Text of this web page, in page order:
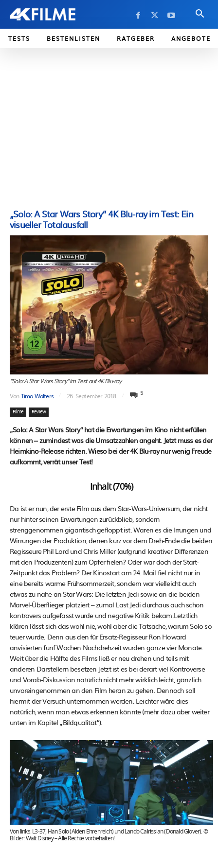
TESTS BESTENLISTEN RATGEBER ANGEBOTE
„Solo: A Star Wars Story“ 4K Blu-ray im Test: Ein
visueller Totalausfall
"Solo: A Star Wars Story" im Test auf 4K Blu-ray
VonTimo Wolters 26. September 2018 5
Filme Review
„Solo: A Star Wars Story“ hat die Erwartungen im Kino nicht erfüllen
können – zumindest was die Umsatzzahlen angeht. Jetzt muss es der
Heimkino-Release richten. Wieso bei der 4K Blu-ray nur wenig Freude
aufkommt, verrät unser Test!
Inhalt (70%)
Da ist er nun, der erste Film aus dem Star-Wars-Universum, der nicht
nur hinter seinen Erwartungen zurückblieb, sondern
strenggenommen gigantisch gefloppt ist. Waren es die Irrungen und
Wirrungen der Produktion, denen kurz vor dem Dreh-Ende die beiden
Regisseure Phil Lord und Chris Miller (aufgrund kreativer Differenzen
mit den Produzenten) zum Opfer fielen? Oder war doch der Start-
Zeitpunkt das Problem? Der Kinostart am 24. Mail fiel nicht nur in
eine bereits warme Frühsommerzeit, sondern war vielleicht auch
etwas zu nahe an Star Wars: Die letzten Jedi sowie an die beiden
Marvel-Überflieger platziert – zumal Last Jedi durchaus auch schon
kontrovers aufgefasst wurde und negative Kritik bekam.Letztlich
klären lässt sich das wohl nie, wohl aber die Tatsache, warum Solo so
teuer wurde. Denn aus den für Ersatz-Regisseur Ron Howard
anvisierten fünf Wochen Nachdrehzeit wurden ganze vier Monate.
Weit über die Hälfte des Films ließ er neu drehen und teils mit
anderen Darstellern besetzen Jetzt ist es bei derart viel Kontroverse
und Vorab-Diskussion natürlich nicht mehr wirklich leicht, gänzlich
unvoreingenommen an den Film heran zu gehen. Dennoch soll
hiermit der Versuch unternommen werden. Leichter wäre dies
natürlich, wenn man etwas erkennen könnte (mehr dazu aber weiter
unten im Kapitel „Bildqualität“).
Von links: L3-37, Han Solo (Alden Ehrenreich) und Lando Calrissian (Donald Glover). ©
Bilder: Walt Disney – Alle Rechte vorbehalten!